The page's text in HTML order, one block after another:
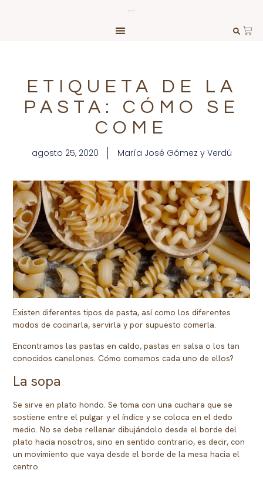
ETIQUETA DE LA
PASTA: CÓMO SE
COME
agosto 25, 2020 María José Gómez y Verdú
Existen diferentes tipos de pasta, así como los diferentes
modos de cocinarla, servirla y por supuesto comerla.
Encontramos las pastas en caldo, pastas en salsa o los tan
conocidos canelones. Cómo comemos cada uno de ellos?
La sopa
Se sirve en plato hondo. Se toma con una cuchara que se
sostiene entre el pulgar y el índice y se coloca en el dedo
medio. No se debe rellenar dibujándolo desde el borde del
plato hacia nosotros, sino en sentido contrario, es decir, con
un movimiento que vaya desde el borde de la mesa hacia el
centro.